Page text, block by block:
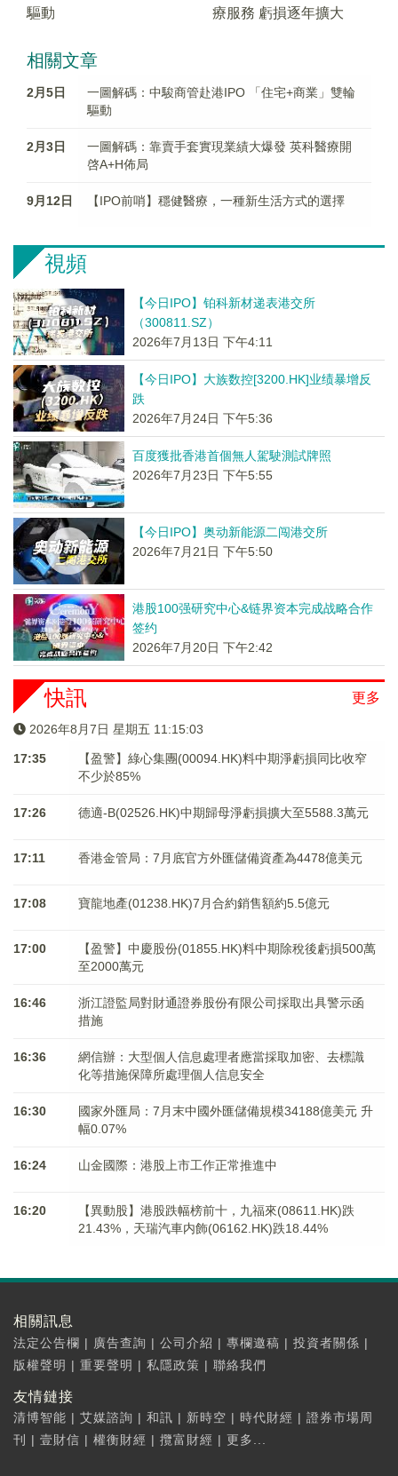
驅動
療服務 虧損逐年擴大
相關文章
2月5日
一圖解碼：中駿商管赴港IPO 「住宅+商業」雙輪
驅動
2月3日
一圖解碼：靠賣手套實現業績大爆發 英科醫療開
啓A+H佈局
9月12日 【IPO前哨】穩健醫療，一種新生活方式的選擇
視頻
【今日IPO】铂科新材递表港交所
（300811.SZ）
2026年7月13日 下午4:11
【今日IPO】大族数控[3200.HK]业绩暴增反
跌
2026年7月24日 下午5:36
百度獲批香港首個無人駕駛測試牌照
2026年7月23日 下午5:55
【今日IPO】奥动新能源二闯港交所
2026年7月21日 下午5:50
港股100强研究中心&链界资本完成战略合作
签约
2026年7月20日 下午2:42
更多
快訊
2026年8月7日 星期五 11:15:04
17:35
【盈警】綠心集團(00094.HK)料中期淨虧損同比收窄
不少於85%
17:26 德適-B(02526.HK)中期歸母淨虧損擴大至5588.3萬元
17:11 香港金管局：7月底官方外匯儲備資產為4478億美元
17:08 寶龍地產(01238.HK)7月合約銷售額約5.5億元
17:00
【盈警】中慶股份(01855.HK)料中期除稅後虧損500萬
至2000萬元
16:46
浙江證監局對財通證券股份有限公司採取出具警示函
措施
16:36
網信辦：大型個人信息處理者應當採取加密、去標識
化等措施保障所處理個人信息安全
16:30
國家外匯局：7月末中國外匯儲備規模34188億美元 升
幅0.07%
16:24 山金國際：港股上市工作正常推進中
16:20
【異動股】港股跌幅榜前十，九福來(08611.HK)跌
21.43%，天瑞汽車内飾(06162.HK)跌18.44%
相關訊息
法定公告欄 | 廣告查詢 | 公司介紹 | 專欄邀稿 | 投資者關係 |
版權聲明 | 重要聲明 | 私隱政策 | 聯絡我們
友情鏈接
清博智能 | 艾媒諮詢 | 和訊 | 新時空 | 時代財經 | 證券市場周
刊
| 壹財信 | 權衡財經 | 攬富財經 | 更多...